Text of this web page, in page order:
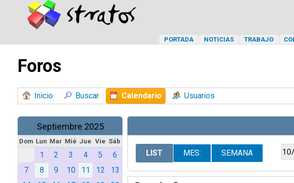
PORTADA NOTICIAS TRABAJO
Foros
Inicio Buscar Calendario Usuarios
Septiembre 2025
Dom Lun Mar Mié Jue Vie Sáb
1 2 3 4 5
6
7
8 9 10 11 12
13
LIST MES: SEMANA